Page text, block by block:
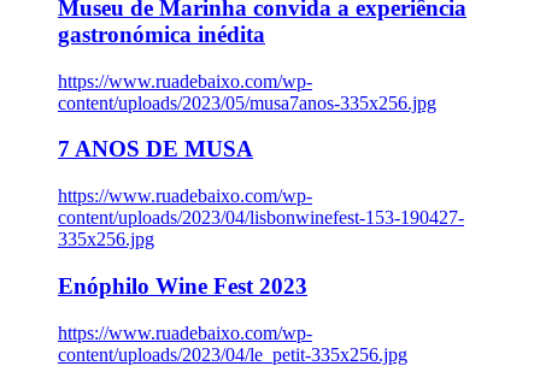
Museu de Marinha convida a experiência
gastronómica inédita
https://www.ruadebaixo.com/wp-
content/uploads/2023/05/musa7anos-335x256.jpg
7 ANOS DE MUSA
https://www.ruadebaixo.com/wp-
content/uploads/2023/04/lisbonwinefest-153-190427-
335x256.jpg
Enóphilo Wine Fest 2023
https://www.ruadebaixo.com/wp-
content/uploads/2023/04/le_petit-335x256.jpg